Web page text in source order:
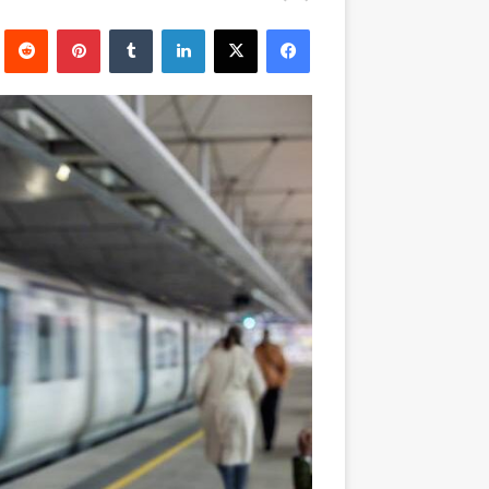
إلكترونيا
فيسبوك ‫X لينكدإن بينتيريست